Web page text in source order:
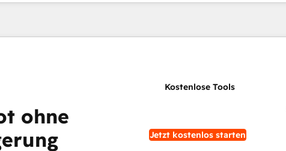
ohne
Jetzt kostenlos starten